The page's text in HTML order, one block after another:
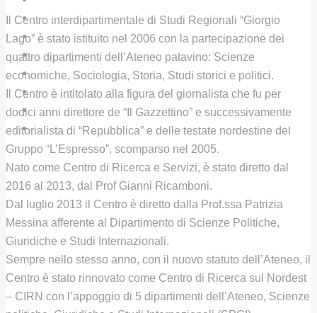
CHI SIAMO
IL CENTRO STUDI UNIPD
IL PREMIO GIORGIO LAGO
LIBRI E PUBBLICAZIONI
BIBLIOTECHE
ARCHIVIO / GALLERY
CONTATTI
Il Centro interdipartimentale di Studi Regionali “Giorgio
Lago” è stato istituito nel 2006 con la partecipazione dei
quattro dipartimenti dell’Ateneo patavino: Scienze
economiche, Sociologia, Storia, Studi storici e politici.
Il Centro è intitolato alla figura del giornalista che fu per
dodici anni direttore de “Il Gazzettino” e successivamente
editorialista di “Repubblica” e delle testate nordestine del
Gruppo “L’Espresso”, scomparso nel 2005.
Nato come Centro di Ricerca e Servizi, è stato diretto dal
2016 al 2013, dal Prof Gianni Ricamboni.
Dal luglio 2013 il Centro è diretto dalla Prof.ssa Patrizia
Messina afferente al Dipartimento di Scienze Politiche,
Giuridiche e Studi Internazionali.
Sempre nello stesso anno, con il nuovo statuto dell’Ateneo, il
Centro è stato rinnovato come Centro di Ricerca sul Nordest
– CIRN con l’appoggio di 5 dipartimenti dell’Ateneo, Scienze